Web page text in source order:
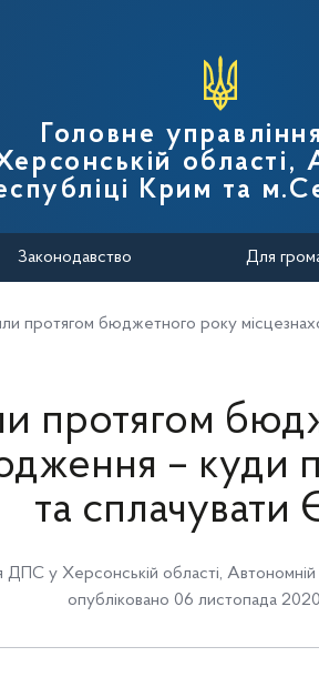
податкової
Головне
області,
Крим та
Законодавство Для
протягом бюджетного року
протягом
– куди
та сплачувати
ДПС у Херсонській області,
опубліковано 06 листопада